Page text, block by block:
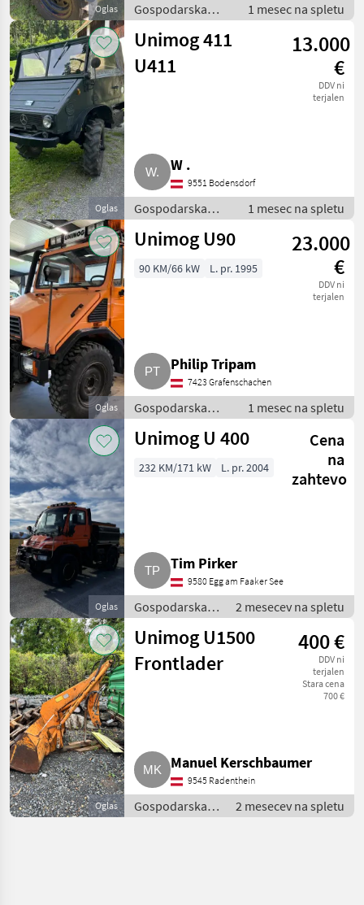
Oglas
Gospodarska
vozila / Tovornjak
1 mesec na spletu
Oglas
Unimog 411
U411
13.000
€
DDV ni
terjalen
W .
9551 Bodensdorf
Gospodarska
vozila / Tovornjak
1 mesec na spletu
Oglas
Unimog U90
23.000
€
DDV ni
terjalen
90 KM/66 kW L. pr. 1995
Philip Tripam
7423 Grafenschachen
Gospodarska
vozila / Tovornjak
1 mesec na spletu
Oglas
Unimog U 400
Cena
na
zahtevo
232 KM/171 kW L. pr. 2004
Tim Pirker
9580 Egg am Faaker See
Gospodarska
vozila /
Tovornjak
2 mesecev na spletu
Oglas
Unimog U1500
Frontlader
400 €
DDV ni
terjalen
Stara cena
700 €
Manuel Kerschbaumer
9545 Radenthein
Gospodarska
vozila /
2 mesecev na spletu